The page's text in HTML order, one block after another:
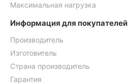
Максимальная нагрузка
Информация для покупателей
Производитель
Изготовитель
Страна производитель
Гарантия